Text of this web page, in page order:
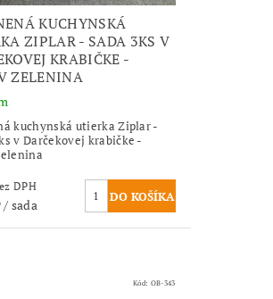
KUCHYNSKÁ
ZIPLAR - SADA 3KS V
KRABIČKE -
ZELENINA
kuchynská utierka Ziplar -
v Darčekovej krabičke -
bez DPH
/ sada
Kód: OB-343